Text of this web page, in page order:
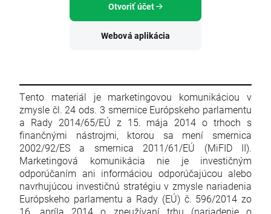
Otvoriť účet
Webová aplikácia
Tento materiál je marketingovou komunikáciou v
zmysle čl. 24 ods. 3 smernice Európskeho parlamentu
a Rady 2014/65/EÚ z 15. mája 2014 o trhoch s
finančnými nástrojmi, ktorou sa mení smernica
2002/92/ES a smernica 2011/61/EÚ (MiFID II).
Marketingová komunikácia nie je investičným
odporúčaním ani informáciou odporúčajúcou alebo
navrhujúcou investičnú stratégiu v zmysle nariadenia
Európskeho parlamentu a Rady (EÚ) č. 596/2014 zo
16. apríla 2014 o zneužívaní trhu (nariadenie o